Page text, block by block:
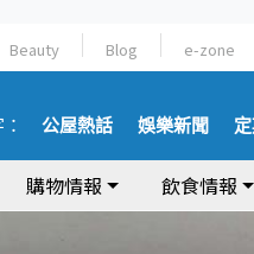
Beauty Blog e-zone
公屋熱話 娛樂新聞
購物情報 飲食情報